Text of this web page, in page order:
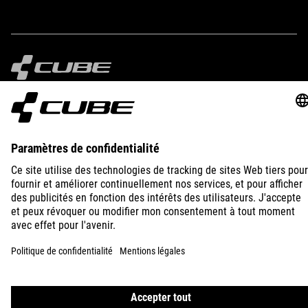
IMPRINT PRIVACY EU DATA ACT
BELGIUM FRANÇAIS
© 2026 Paramètres de confidentialité